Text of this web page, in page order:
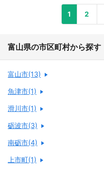
1 2
富山県の市区町村から探す
富山市(13)
魚津市(1)
滑川市(1)
砺波市(3)
南砺市(4)
上市町(1)